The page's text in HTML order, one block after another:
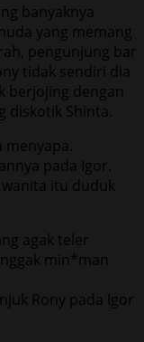
banyaknya
yang memang
pengunjung bar
tidak sendiri dia
berjojing dengan
diskotik Shinta.
menyapa.
pada Igor.
wanita itu duduk
agak teler
min*man
Rony pada Igor